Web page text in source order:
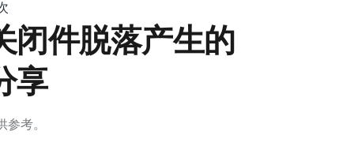
闭件脱落产生的
享
考。